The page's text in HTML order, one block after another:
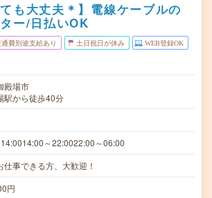
ても大丈夫＊】電線ケーブルの
ー/日払いOK
通費別途支給あり 土日祝日が休み WEB登録OK
殿場市
駅から徒歩40分
～22:0022:00～06:00
仕事できる方、大歓迎！
円